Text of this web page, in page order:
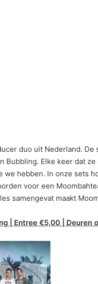
duo uit Nederland.
Bubbling. Elke keer dat
hebben. In onze sets
voor een
samengevat maakt
| Entree €5,00 | Deuren